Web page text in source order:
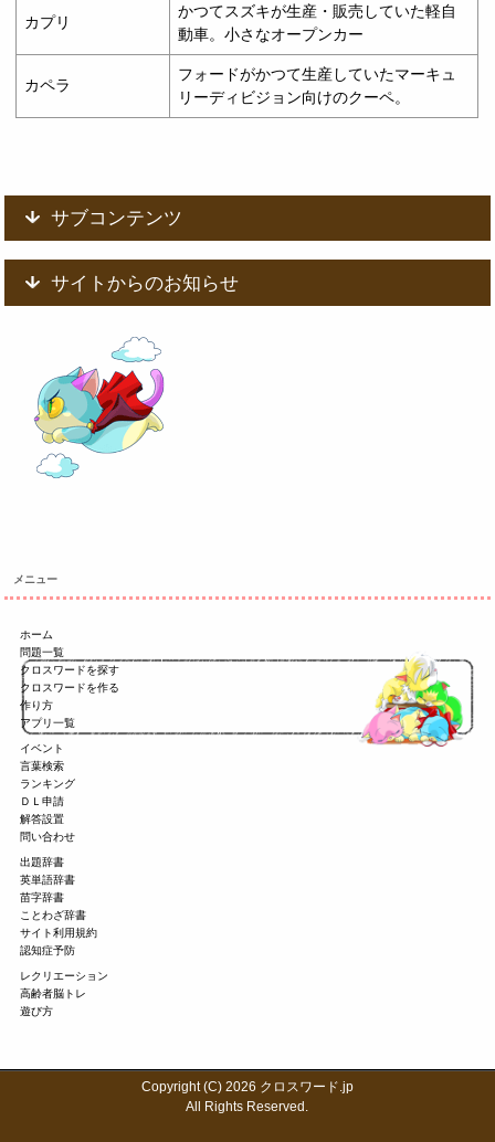
カプリ
かつてスズキが生産・販売していた軽自
動車。小さなオープンカー
カペラ
フォードがかつて生産していたマーキュ
リーディビジョン向けのクーペ。
サブコンテンツ
サイトからのお知らせ
メニュー
ホーム
問題一覧
クロスワードを探す
クロスワードを作る
作り方
アプリ一覧
イベント
言葉検索
ランキング
ＤＬ申請
解答設置
問い合わせ
出題辞書
英単語辞書
苗字辞書
ことわざ辞書
サイト利用規約
認知症予防
レクリエーション
高齢者脳トレ
遊び方
Copyright (C) 2026 クロスワード.jp
All Rights Reserved.